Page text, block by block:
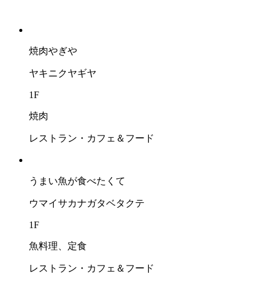
焼肉やぎや
ヤキニクヤギヤ
1F
焼肉
レストラン・カフェ＆フード
うまい⿂が⾷べたくて
ウマイサカナガタベタクテ
1F
魚料理、定食
レストラン・カフェ＆フード